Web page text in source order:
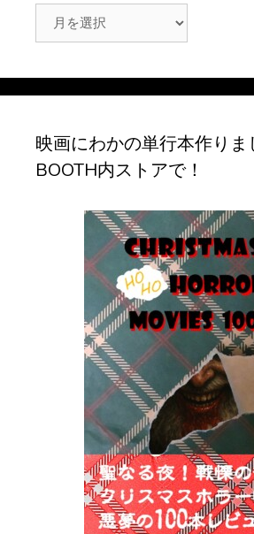
ー
映画にわかの単行本作り
BOOTH内ストアで！